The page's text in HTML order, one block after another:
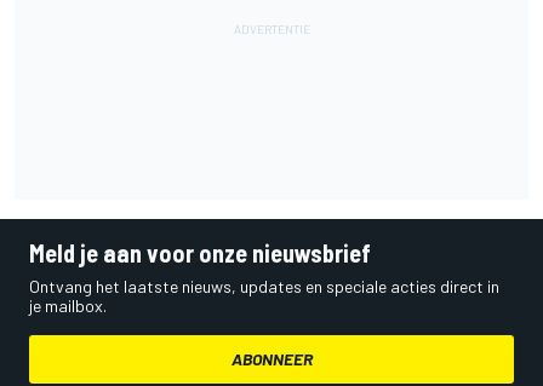
Meld je aan voor onze nieuwsbrief
Ontvang het laatste nieuws, updates en speciale acties direct in
je mailbox.
ABONNEER